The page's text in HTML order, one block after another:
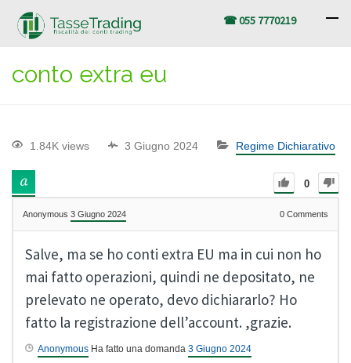
☎ 055 7770219
conto extra eu
1.84K views 3 Giugno 2024 Regime Dichiarativo
0
Anonymous 3 Giugno 2024 0 Comments
Salve, ma se ho conti extra EU ma in cui non ho
mai fatto operazioni, quindi ne depositato, ne
prelevato ne operato, devo dichiararlo? Ho
fatto la registrazione dell’account. ,grazie.
Anonymous Ha fatto una domanda 3 Giugno 2024